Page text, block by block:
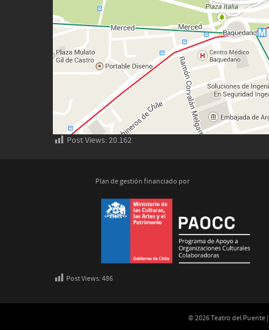
Post Views:20.162
Plan de gestión financiado por
Post Views:486
© 2026 Teatro del Puente